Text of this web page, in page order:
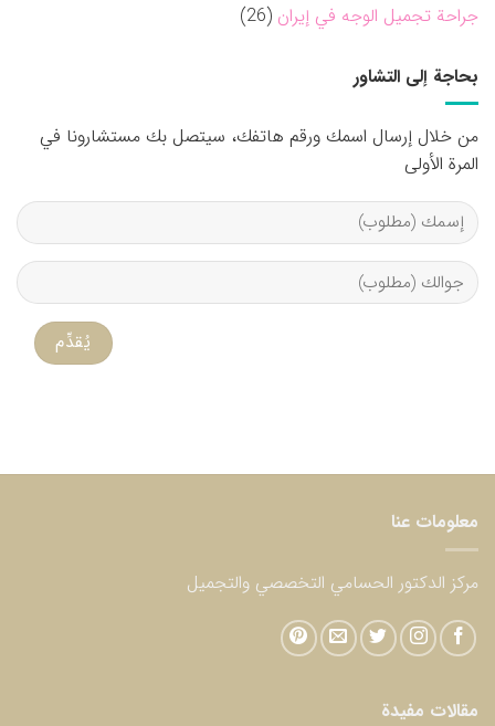
جراحة تجميل الوجه في إيران (26)
بحاجة إلى التشاور
من خلال إرسال اسمك ورقم هاتفك، سيتصل بك مستشارونا في
المرة الأولى
معلومات عنا
مركز الدكتور الحسامي التخصصي والتجميل
مقالات مفيدة